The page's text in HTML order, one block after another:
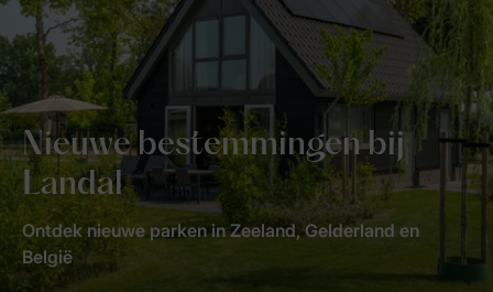
Nieuwe bestemmingen bij
Landal
Ontdek nieuwe parken in Zeeland, Gelderland en
België